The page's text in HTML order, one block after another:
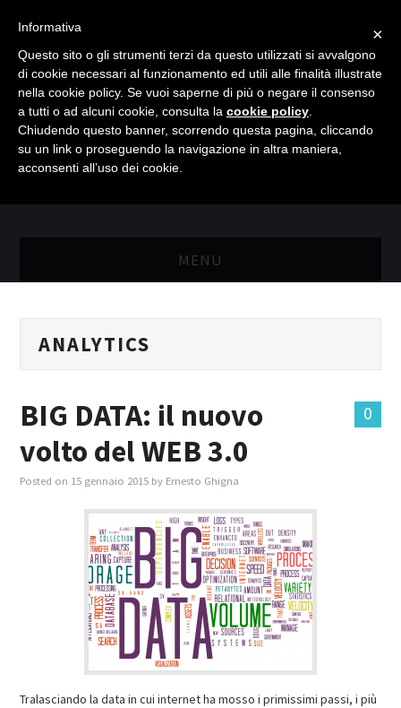
MENU
MASTER MARKETING & RETAIL
MASTER IN FOOD & BEVERAGE
GIURISTI IN AZIENDA
ANALYTICS
0
BIG DATA: il nuovo
volto del WEB 3.0
Posted on 15 gennaio 2015 by Ernesto Ghigna
Tralasciando la data in cui internet ha mosso i primissimi passi, i più
×
Informativa
Questo sito o gli strumenti terzi da questo utilizzati si avvalgono
di cookie necessari al funzionamento ed utili alle finalità illustrate
nella cookie policy. Se vuoi saperne di più o negare il consenso
a tutti o ad alcuni cookie, consulta la cookie policy
Chiudendo questo banner, scorrendo questa pagina, cliccando
su un link o proseguendo la navigazione in altra maniera,
acconsenti all’uso dei cookie.